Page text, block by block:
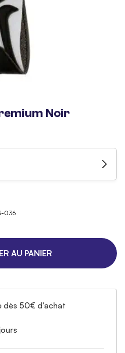
Noir
036
AU PANIER
dès 50€ d'achat